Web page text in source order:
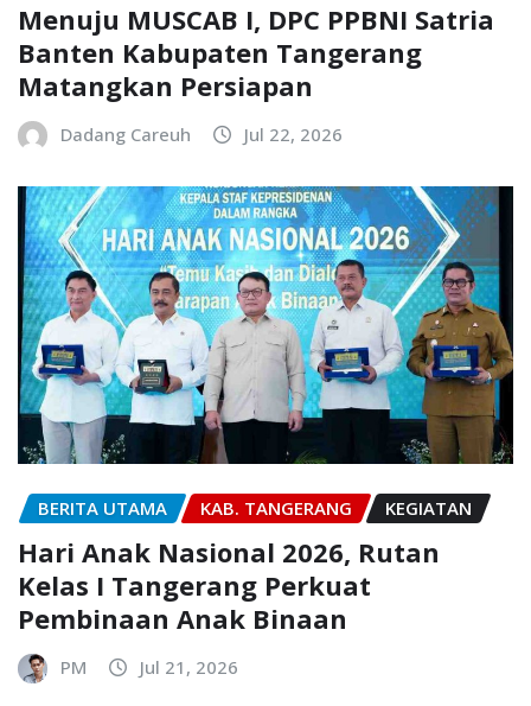
Menuju MUSCAB I, DPC PPBNI Satria
Banten Kabupaten Tangerang
Matangkan Persiapan
Dadang Careuh Jul 22, 2026
BERITA UTAMA KAB. TANGERANG KEGIATAN
Hari Anak Nasional 2026, Rutan
Kelas I Tangerang Perkuat
Pembinaan Anak Binaan
PM Jul 21, 2026